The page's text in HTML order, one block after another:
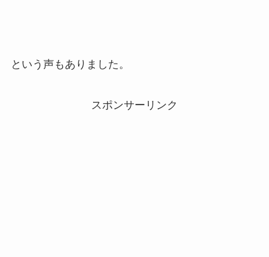
という声もありました。
スポンサーリンク